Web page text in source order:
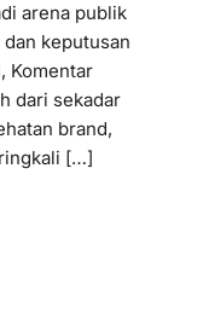
arena publik
keputusan
Komentar
dari sekadar
brand,
[…]